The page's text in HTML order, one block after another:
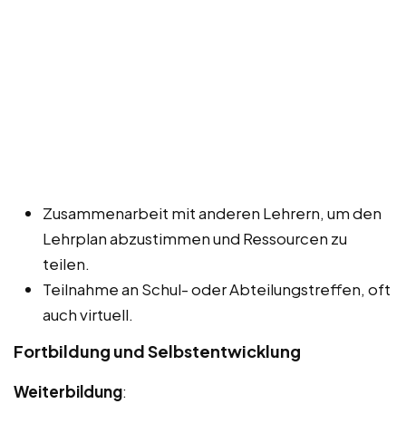
Zusammenarbeit mit anderen Lehrern, um den
Lehrplan abzustimmen und Ressourcen zu
teilen.
Teilnahme an Schul- oder Abteilungstreffen, oft
auch virtuell.
Fortbildung und Selbstentwicklung
Weiterbildung: